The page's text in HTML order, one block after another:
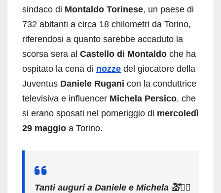
sindaco di Montaldo Torinese, un paese di
732 abitanti a circa 18 chilometri da Torino,
riferendosi a quanto sarebbe accaduto la
scorsa sera al Castello di Montaldo che ha
ospitato la cena di nozze del giocatore della
Juventus Daniele Rugani con la conduttrice
televisiva e influencer Michela Persico, che
si erano sposati nel pomeriggio di mercoledì
29 maggio a Torino.
Tanti auguri a Daniele e Michela 💒👰‍♀️